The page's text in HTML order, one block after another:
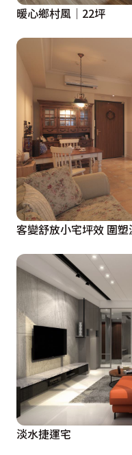
暖心鄉村風│22坪
客變舒放小宅坪效 圍
淡水捷運宅